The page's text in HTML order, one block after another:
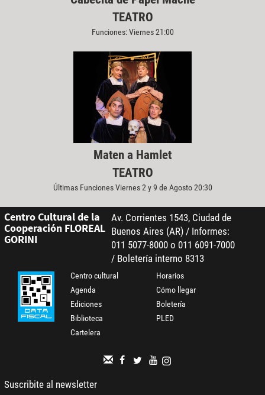
TEATRO
Funciones: Viernes 21:00
Maten a Hamlet
TEATRO
Últimas Funciones Viernes 2 y 9 de Agosto 20:30
Centro Cultural de la
Cooperación FLOREAL
GORINI
Av. Corrientes 1543, Ciudad de
Buenos Aires (AR) / Informes:
011 5077-8000 o 011 6091-7000
/ Boletería interno 8313
Centro cultural
Agenda
Ediciones
Biblioteca
Cartelera
Horarios
Cómo llegar
Boletería
PLED
Suscribite al newsletter